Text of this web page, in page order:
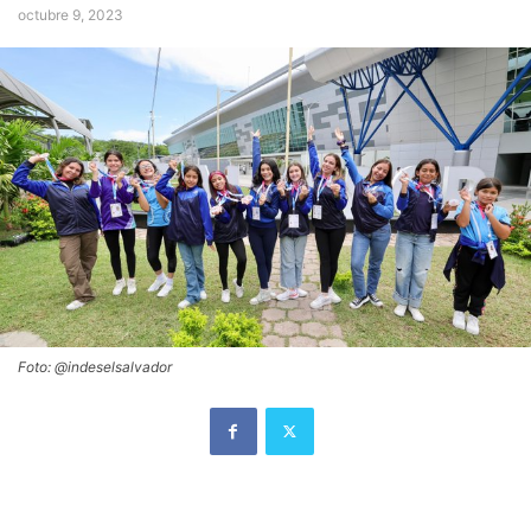
octubre 9, 2023
Foto: @indeselsalvador